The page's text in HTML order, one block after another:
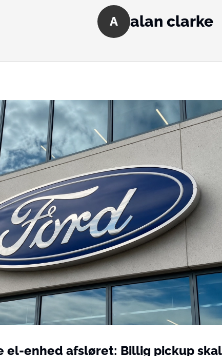
A alan clarke
el-enhed afsløret: Billig pickup skal